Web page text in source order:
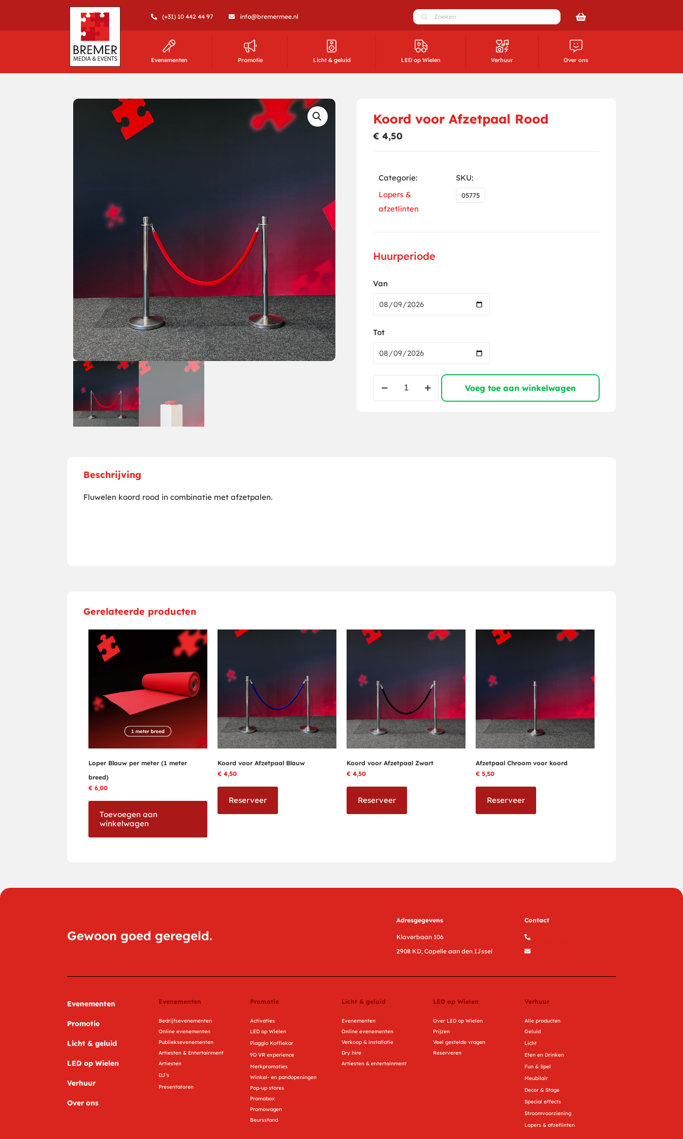
(+31) 10 442 44 97 info@bremermee.nl
Evenementen Promotie Licht & geluid LED op Wielen Verhuur Over ons
Koord voor Afzetpaal Rood
€ 4,50
Categorie:
Lopers &
afzetlinten
SKU:
05775
Huurperiode
Van
Tot
Voeg toe aan winkelwagen
Beschrijving
Fluwelen koord rood in combinatie met afzetpalen.
Gerelateerde producten
Loper Blauw per meter (1 meter
breed)
€ 6,00
Toevoegen aan
winkelwagen
Koord voor Afzetpaal Blauw
€ 4,50
Reserveer
Koord voor Afzetpaal Zwart
€ 4,50
Reserveer
Afzetpaal Chroom voor koord
€ 5,50
Reserveer
Gewoon goed geregeld.
Adresgegevens
Klaverbaan 106
2908 KD, Capelle aan den IJssel
Contact
Evenementen
Promotie
Licht & geluid
LED op Wielen
Verhuur
Over ons
Evenementen
Bedrijfsevenementen
Online evenementen
Publieksevenementen
Artiesten & Entertainment
Artiesten
DJ’s
Presentatoren
Promotie
Activaties
LED op Wielen
Piaggio Koffiekar
9D VR experience
Merkpromoties
Winkel- en pandopeningen
Pop-up stores
Promobox
Promowagen
Beursstand
Licht & geluid
Evenementen
Online evenementen
Verkoop & installatie
Dry hire
Artiesten & entertainment
LED op Wielen
Over LED op Wielen
Prijzen
Veel gestelde vragen
Reserveren
Verhuur
Alle producten
Geluid
Licht
Eten en Drinken
Fun & Spel
Meubilair
Decor & Stage
Special effects
Stroomvoorziening
Lopers & afzetlinten